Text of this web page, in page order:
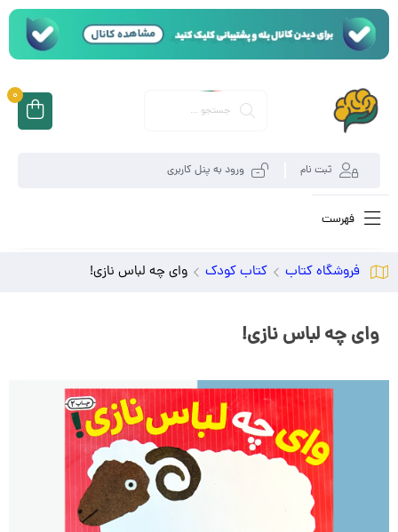
ثبت نام ورود به پنل کاربری
0
فهرست
فروشگاه کتاب کتاب کودک وای چه لباس نازی!
وای چه لباس نازی!